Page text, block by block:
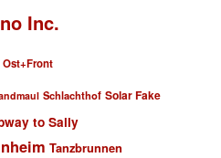
Inc.
Ost+Front
Schlachthof Solar Fake
to Sally
Tanzbrunnen